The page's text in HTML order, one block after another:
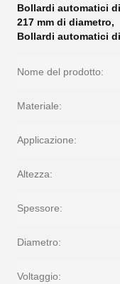
Bollardi automatici
217 mm di diametro,
Bollardi automatici
Nome del prodotto:
Materiale:
Applicazione:
Altezza:
Spessore:
Diametro:
Voltaggio: